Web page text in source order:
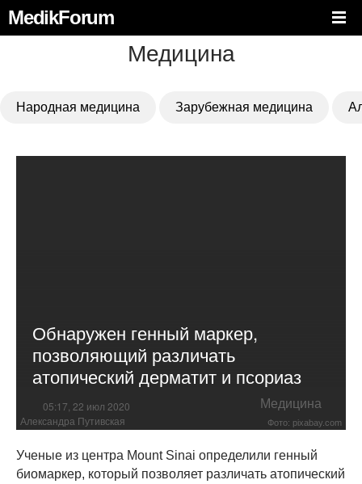
MedikForum
Медицина
Народная медицина Зарубежная медицина
Обнаружен генный маркер,
позволяющий различать
атопический дерматит и псориаз
05:17, 22 июл 2020 Медицина
Александра Путивская Фото: pixabay.com
Ученые из центра Mount Sinai определили генный
биомаркер, который позволяет различать атопический